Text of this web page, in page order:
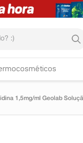
1,5mg/ml Geolab